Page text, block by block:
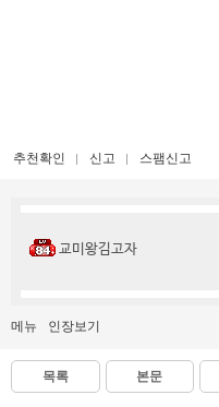
추천확인 신고 스팸신고
교미왕김고자
메뉴 인장보기
목록 본문